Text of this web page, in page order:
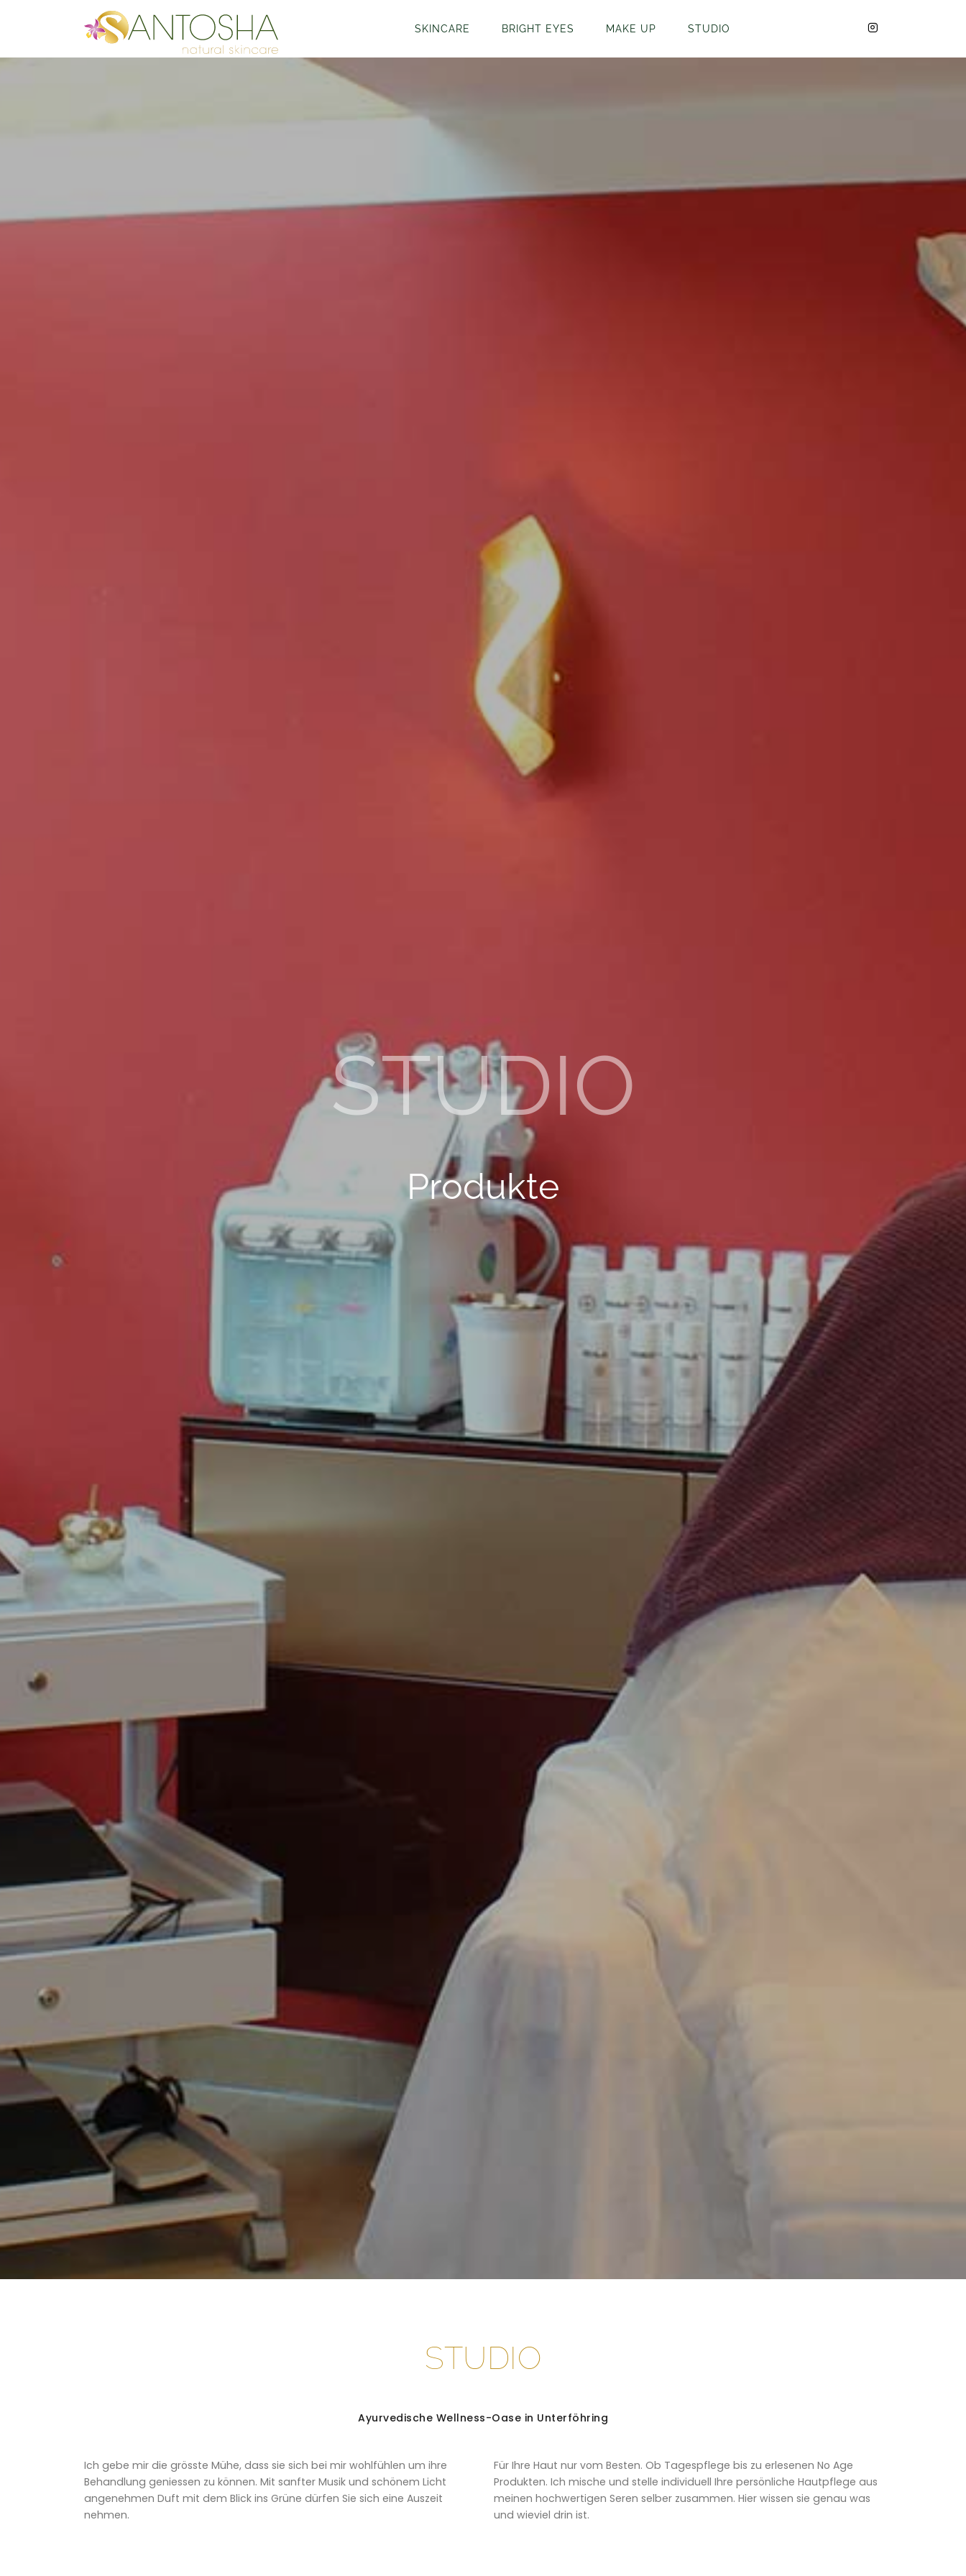
SKINCARE BRIGHT EYES MAKE UP STUDIO
STUDIO
Produkte
STUDIO
Ayurvedische Wellness-Oase in Unterföhring
Ich gebe mir die grösste Mühe, dass sie sich bei mir wohlfühlen um ihre
Behandlung geniessen zu können. Mit sanfter Musik und schönem Licht
angenehmen Duft mit dem Blick ins Grüne dürfen Sie sich eine Auszeit
nehmen.
Für Ihre Haut nur vom Besten. Ob Tagespflege bis zu erlesenen No Age
Produkten. Ich mische und stelle individuell Ihre persönliche Hautpflege aus
meinen hochwertigen Seren selber zusammen. Hier wissen sie genau was
und wieviel drin ist.